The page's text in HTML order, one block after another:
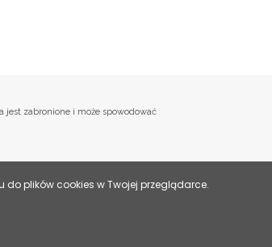
zabronione i może spowodować
plików cookies w Twojej przeglądarce.